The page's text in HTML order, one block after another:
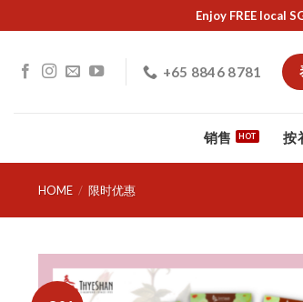
to
Enjoy FREE local
+65 8846 8781
销售 按
HOME / 限时优惠